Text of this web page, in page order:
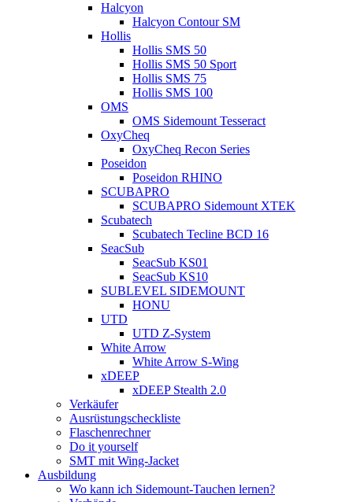
Halcyon
Halcyon Contour SM
Hollis
Hollis SMS 50
Hollis SMS 50 Sport
Hollis SMS 75
Hollis SMS 100
OMS
OMS Sidemount Tesseract
OxyCheq
OxyCheq Recon Series
Poseidon
Poseidon RHINO
SCUBAPRO
SCUBAPRO Sidemount XTEK
Scubatech
Scubatech Tecline BCD 16
SeacSub
SeacSub KS01
SeacSub KS10
SUBLEVEL SIDEMOUNT
HONU
UTD
UTD Z-System
White Arrow
White Arrow S-Wing
xDEEP
xDEEP Stealth 2.0
Verkäufer
Ausrüstungscheckliste
Flaschenrechner
Do it yourself
SMT mit Wing-Jacket
Ausbildung
Wo kann ich Sidemount-Tauchen lernen?